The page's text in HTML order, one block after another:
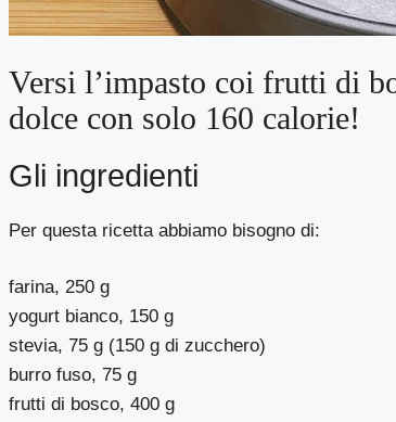
Versi l’impasto coi frutti di
dolce con solo 160 calorie!
Gli ingredienti
Per questa ricetta abbiamo bisogno di:
farina, 250 g
yogurt bianco, 150 g
stevia, 75 g (150 g di zucchero)
burro fuso, 75 g
frutti di bosco, 400 g